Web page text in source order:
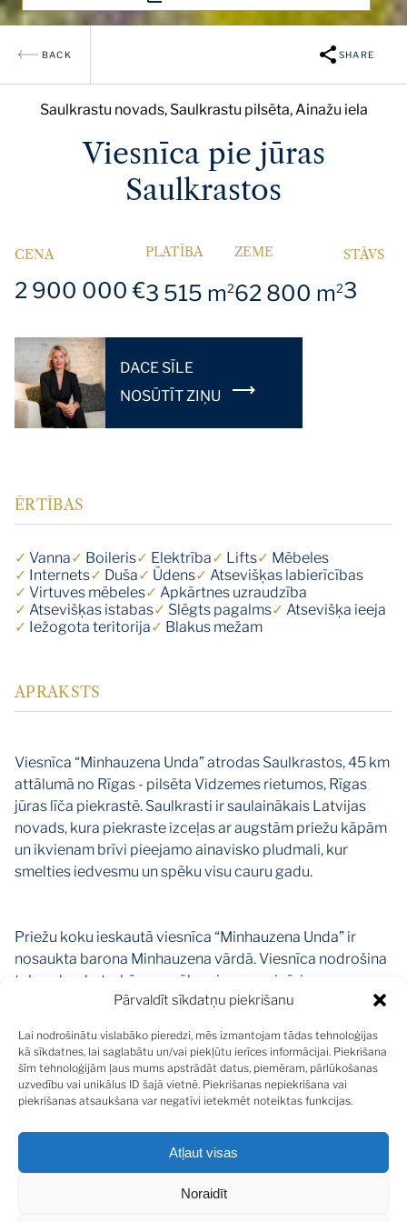
Pārvaldīt sīkdatņu piekrišanu
Lai nodrošinātu vislabāko pieredzi, mēs izmantojam tādas tehnoloģijas
kā sīkdatnes, lai saglabātu un/vai piekļūtu ierīces informācijai. Piekrišana
šīm tehnoloģijām ļaus mums apstrādāt datus, piemēram, pārlūkošanas
uzvedību vai unikālus ID šajā vietnē. Piekrišanas nepiekrišana vai
piekrišanas atsaukšana var negatīvi ietekmēt noteiktas funkcijas.
Atļaut visas
Noraidīt
BACK SHARE
Saulkrastu novads, Saulkrastu pilsēta, Ainažu iela
Viesnīca pie jūras
Saulkrastos
CENA
2 900 000 €
PLATĪBA
3 515 m2
ZEME
62 800 m2
STĀVS
3
DACE SĪLE
NOSŪTĪT ZIŅU
ĒRTĪBAS
✓ Vanna✓ Boileris✓ Elektrība✓ Lifts✓ Mēbeles
✓ Internets✓ Duša✓ Ūdens✓ Atsevišķas labierīcības
✓ Virtuves mēbeles✓ Apkārtnes uzraudzība
✓ Atsevišķas istabas✓ Slēgts pagalms✓ Atsevišķa ieeja
✓ Iežogota teritorija✓ Blakus mežam
APRAKSTS
Viesnīca “Minhauzena Unda” atrodas Saulkrastos, 45 km
attālumā no Rīgas - pilsēta Vidzemes rietumos, Rīgas
jūras līča piekrastē. Saulkrasti ir saulainākais Latvijas
novads, kura piekraste izceļas ar augstām priežu kāpām
un ikvienam brīvi pieejamo ainavisko pludmali, kur
smelties iedvesmu un spēku visu cauru gadu.
Priežu koku ieskautā viesnīca “Minhauzena Unda” ir
nosaukta barona Minhauzena vārdā. Viesnīca nodrošina
telpas banketu, kāzu pasākumiem, semināriem,
naktsmītnēm un atpūtai. Pieejamas vairākas zāles ar
nepieciešamo tehnisko nodrošinājumu – līdz 400
cilvēkiem.
Modernā un ērtā viesnīca ir izvietota rāmā un noslēgtā
vietā blakus mežam, un tikai 300 metru attālumā
atrodas Baltijas jūras krasts. Viesnīcā iespējams izvietot
līdz 150 viesiem. Numuros ir televizors un duša. Viesnīca
piemērota arī cilvēkiem ar īpašām vajadzībām. Dienas